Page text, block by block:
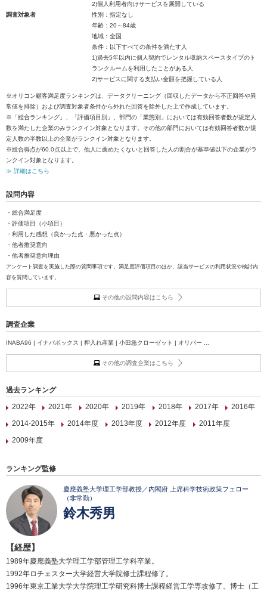
2)個人利用者向けサービスを展開している
調査対象者
性別：指定なし
年齢：20～84歳
地域：全国
条件：以下すべての条件を満たす人
1)過去5年以内に個人契約でレンタル収納スペースタイプのト
ランクルームを利用したことがある人
2)サービスに関する支払い金額を把握している人
※オリコン顧客満足度ランキングは、データクリーニング（回収したデータから不正回答や異
常値を排除）および調査対象者条件から外れた回答を除外した上で作成しています。
※「総合ランキング」、「評価項目別」、部門の「業態別」においては有効回答者数が規定人
数を満たした企業のみランクイン対象となります。その他の部門においては有効回答者数が規
定人数の半数以上の企業がランクイン対象となります。
※総合得点が60.0点以上で、他人に薦めたくないと回答した人の割合が基準値以下の企業がラ
ンクイン対象となります。
≫ 詳細はこちら
設問内容
・総合満足度
・評価項目（小項目）
・利用した感想（良かった点・悪かった点）
・他者推奨意向
・他者推奨意向理由
アンケート調査を実施した際の質問事項です。満足度評価項目のほか、該当サービスの利用状況や検討内
容を質問しています。
その他の設問内容はこちら
調査企業
INABA96 | イナバボックス | 押入れ産業 | 小田急クローゼット | オリバー ...
その他の調査企業はこちら
過去ランキング
2022年
2021年 2020年 2019年 2018年 2017年
2016年
2014-2015年
2014年度 2013年度 2012年度
2011年度
2009年度
ランキング監修
慶應義塾大学理工学部教授／内閣府 上席科学技術政策フェロー
（非常勤）
鈴木秀男
【経歴】
1989年慶應義塾大学理工学部管理工学科卒業。
1992年ロチェスター大学経営大学院修士課程修了。
1996年東京工業大学大学院理工学研究科博士課程経営工学専攻修了。博士（工